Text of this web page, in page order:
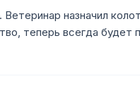
назначил
теперь всегда будет